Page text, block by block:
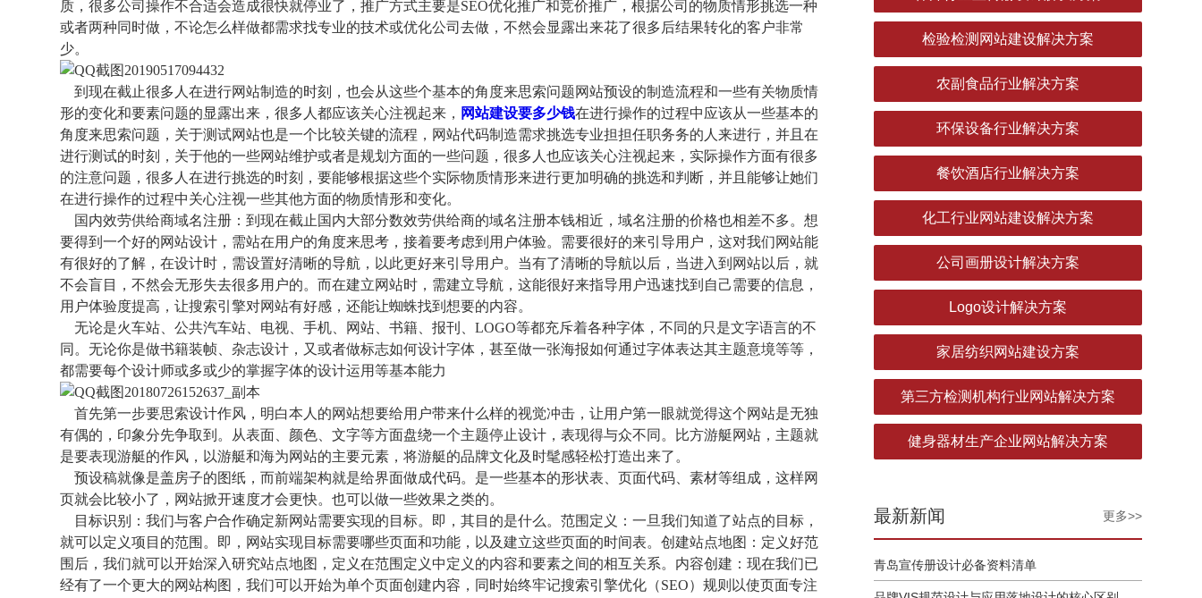
质，很多公司操作不合适会造成很快就停业了，推广方式主要是SEO优化推广和竞价推广，根据公司的物质情形挑选一种
或者两种同时做，不论怎么样做都需求找专业的技术或优化公司去做，不然会显露出来花了很多后结果转化的客户非常
少。
到现在截止很多人在进行网站制造的时刻，也会从这些个基本的角度来思索问题网站预设的制造流程和一些有关物质情
形的变化和要素问题的显露出来，很多人都应该关心注视起来， 网站建设要多少钱在进行操作的过程中应该从一些基本的
角度来思索问题，关于测试网站也是一个比较关键的流程，网站代码制造需求挑选专业担担任职务务的人来进行，并且在
进行测试的时刻，关于他的一些网站维护或者是规划方面的一些问题，很多人也应该关心注视起来，实际操作方面有很多
的注意问题，很多人在进行挑选的时刻，要能够根据这些个实际物质情形来进行更加明确的挑选和判断，并且能够让她们
在进行操作的过程中关心注视一些其他方面的物质情形和变化。
国内效劳供给商域名注册：到现在截止国内大部分数效劳供给商的域名注册本钱相近，域名注册的价格也相差不多。想
要得到一个好的网站设计，需站在用户的角度来思考，接着要考虑到用户体验。需要很好的来引导用户，这对我们网站能
有很好的了解，在设计时，需设置好清晰的导航，以此更好来引导用户。当有了清晰的导航以后，当进入到网站以后，就
不会盲目，不然会无形失去很多用户的。而在建立网站时，需建立导航，这能很好来指导用户迅速找到自己需要的信息，
用户体验度提高，让搜索引擎对网站有好感，还能让蜘蛛找到想要的内容。
无论是火车站、公共汽车站、电视、手机、网站、书籍、报刊、LOGO等都充斥着各种字体，不同的只是文字语言的不
同。无论你是做书籍装帧、杂志设计，又或者做标志如何设计字体，甚至做一张海报如何通过字体表达其主题意境等等，
都需要每个设计师或多或少的掌握字体的设计运用等基本能力
首先第一步要思索设计作风，明白本人的网站想要给用户带来什么样的视觉冲击，让用户第一眼就觉得这个网站是无独
有偶的，印象分先争取到。从表面、颜色、文字等方面盘绕一个主题停止设计，表现得与众不同。比方游艇网站，主题就
是要表现游艇的作风，以游艇和海为网站的主要元素，将游艇的品牌文化及时髦感轻松打造出来了。
预设稿就像是盖房子的图纸，而前端架构就是给界面做成代码。是一些基本的形状表、页面代码、素材等组成，这样网
页就会比较小了，网站掀开速度才会更快。也可以做一些效果之类的。
目标识别：我们与客户合作确定新网站需要实现的目标。即，其目的是什么。范围定义：一旦我们知道了站点的目标，
就可以定义项目的范围。即，网站实现目标需要哪些页面和功能，以及建立这些页面的时间表。创建站点地图：定义好范
围后，我们就可以开始深入研究站点地图，定义在范围定义中定义的内容和要素之间的相互关系。内容创建：现在我们已
经有了一个更大的网站构图，我们可以开始为单个页面创建内容，同时始终牢记搜索引擎优化（SEO）规则以使页面专注
检验检测网站建设解决方案
农副食品行业解决方案
环保设备行业解决方案
餐饮酒店行业解决方案
化工行业网站建设解决方案
公司画册设计解决方案
Logo设计解决方案
家居纺织网站建设方案
第三方检测机构行业网站解决方案
健身器材生产企业网站解决方案
最新新闻 更多>>
青岛宣传册设计必备资料清单